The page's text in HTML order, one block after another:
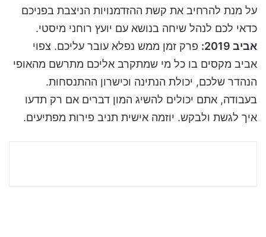
על מנת להרחיב את קשת ההזדמנויות הניצבת בפניכם
כדאי לכם לנהל שיחה בנושא עם יועץ רוחני מיסטי.
אביב 2019:
פרק זמן ממש נפלא עובר עליכם. צפוי
אביב מקסים בו כל מי שמתקרב אליכם מתרשם מהאופי
הנהדר שלכם, יכולת הנתינה וכישרון ההתנסחות.
בעבודה, אתם יכולים להשיג המון דברים אם רק תדעו
איך לגשת ולבקש. יוזמה אישית תניב פירות מפתיעים.